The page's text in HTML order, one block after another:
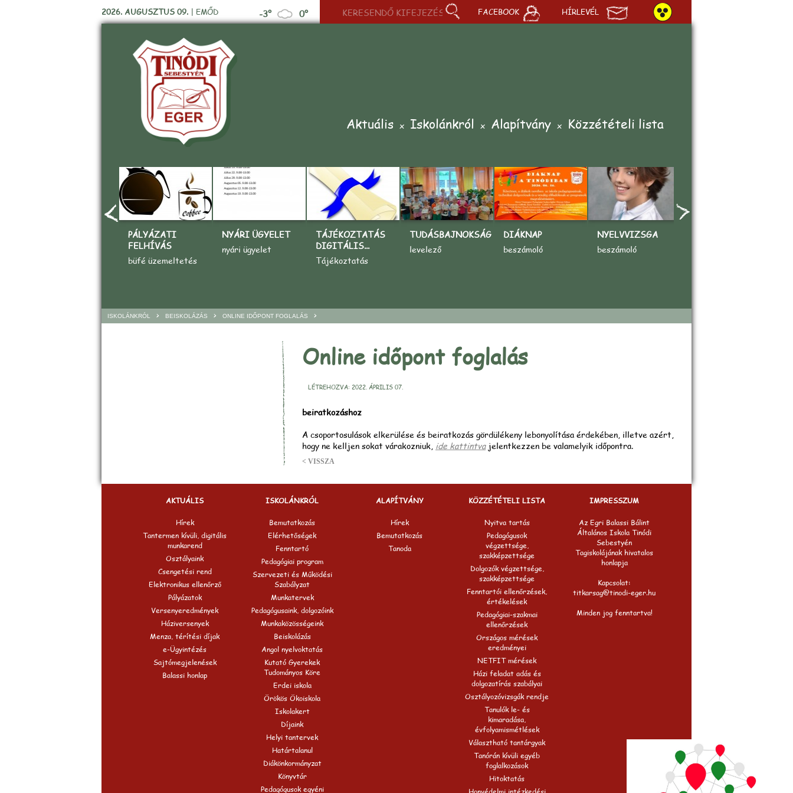
2026. AUGUSZTUS 09. | EMŐD -3° 0° FACEBOOK HÍRLEVÉL
Aktuális Iskolánkról Alapítvány Közzétételi lista
PÁLYÁZATI
FELHÍVÁS
büfé üzemeltetés
NYÁRI ÜGYELET
nyári ügyelet
TÁJÉKOZTATÁS
DIGITÁLIS...
Tájékoztatás
TUDÁSBAJNOKSÁG
levelező
DIÁKNAP
beszámoló
NYELVVIZSGA
beszámoló
ISKOLÁNKRÓL > BEISKOLÁZÁS > ONLINE IDŐPONT FOGLALÁS >
Online időpont foglalás
LÉTREHOZVA: 2022. ÁPRILIS 07.
beiratkozáshoz
A csoportosulások elkerülése és beiratkozás gördülékeny lebonyolítása érdekében, illetve azért,
hogy ne kelljen sokat várakozniuk, ide kattintvajelentkezzen be valamelyik időpontra.
< VISSZA
AKTUÁLIS
Hírek
Tantermen kívüli, digitális
munkarend
Osztályaink
Csengetési rend
Elektronikus ellenőrző
Pályázatok
Versenyeredmények
Háziversenyek
Menza, térítési díjak
e-Ügyintézés
Sajtómegjelenések
Balassi honlap
ISKOLÁNKRÓL
Bemutatkozás
Elérhetőségek
Fenntartó
Pedagógiai program
Szervezeti és Működési
Szabályzat
Munkatervek
Pedagógusaink, dolgozóink
Munkaközösségeink
Beiskolázás
Angol nyelvoktatás
Kutató Gyerekek
Tudományos Köre
Erdei iskola
Örökös Ökoiskola
Iskolakert
Díjaink
Helyi tantervek
Határtalanul
Diákönkormányzat
Könyvtár
Pedagógusok egyéni
ALAPÍTVÁNY
Hírek
Bemutatkozás
Tanoda
KÖZZÉTÉTELI LISTA
Nyitva tartás
Pedagógusok
végzettsége,
szakképzettsége
Dolgozók végzettsége,
szakképzettsége
Fenntartói ellenőrzések,
értékelések
Pedagógiai-szakmai
ellenőrzések
Országos mérések
eredményei
NETFIT mérések
Házi feladat adás és
dolgozatírás szabályai
Osztályozóvizsgák rendje
Tanulók le- és
kimaradása,
évfolyamismétlések
Választható tantárgyak
Tanórán kívüli egyéb
foglalkozások
Hitoktatás
IMPRESSZUM
Az Egri Balassi Bálint
Általános Iskola Tinódi
Sebestyén
Tagiskolájának hivatalos
honlapja
Kapcsolat:
titkarsag@tinodi-eger.hu
Minden jog fenntartva!